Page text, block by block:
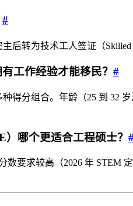
#
后转为技术工人签证（
工作经验才能移民？ #
得分组合。年龄（25 到 32
哪个更适合工程硕士？
数要求较高（2026 年 STEM